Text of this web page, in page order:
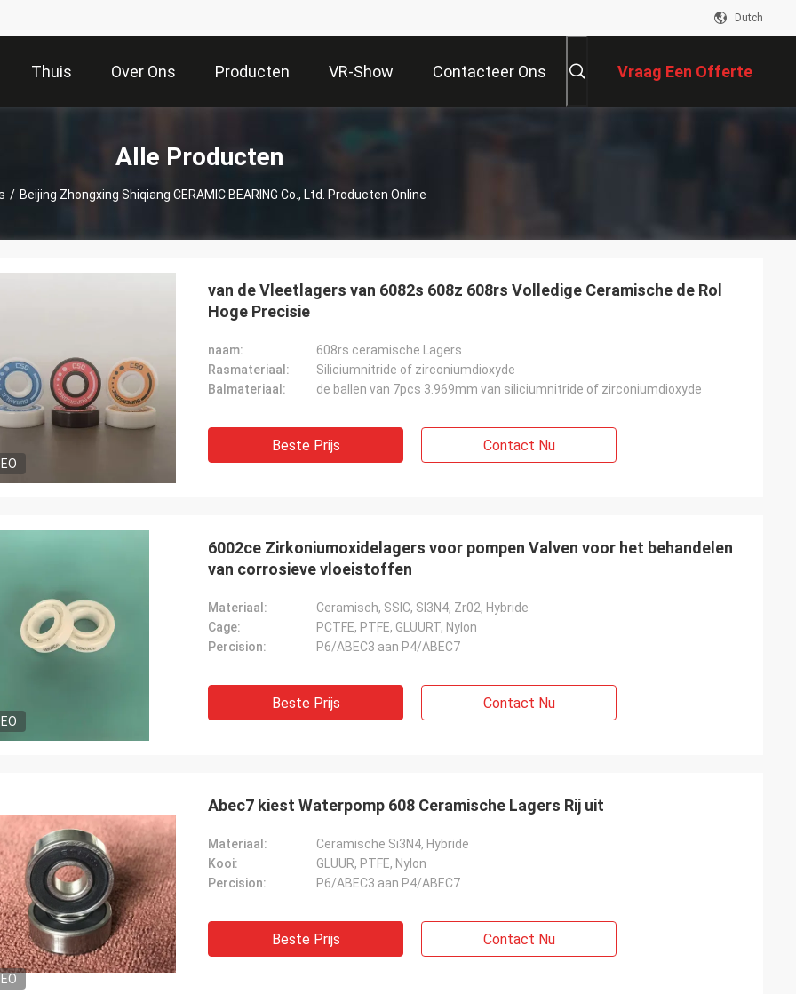
Dutch
Thuis Over Ons Producten VR-Show Contacteer Ons Vraag Een Offerte
Alle Producten
/ Beijing Zhongxing Shiqiang CERAMIC BEARING Co., Ltd. Producten Online
van de Vleetlagers van 6082s 608z 608rs Volledige Ceramische de Rol
Hoge Precisie
naam:
608rs ceramische Lagers
Rasmateriaal:
Siliciumnitride of zirconiumdioxyde
Balmateriaal:
de ballen van 7pcs 3.969mm van siliciumnitride of zirconiumdioxyde
Beste Prijs Contact Nu
6002ce Zirkoniumoxidelagers voor pompen Valven voor het behandelen
van corrosieve vloeistoffen
Materiaal:
Ceramisch, SSIC, SI3N4, Zr02, Hybride
Cage:
PCTFE, PTFE, GLUURT, Nylon
Percision:
P6/ABEC3 aan P4/ABEC7
Beste Prijs Contact Nu
Abec7 kiest Waterpomp 608 Ceramische Lagers Rij uit
Materiaal:
Ceramische Si3N4, Hybride
Kooi:
GLUUR, PTFE, Nylon
Percision:
P6/ABEC3 aan P4/ABEC7
Beste Prijs Contact Nu